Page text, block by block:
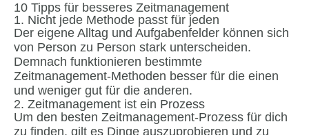
10 Tipps für besseres Zeitmanagement
1. Nicht jede Methode passt für jeden
Der eigene Alltag und Aufgabenfelder können sich
von Person zu Person stark unterscheiden.
Demnach funktionieren bestimmte
Zeitmanagement-Methoden besser für die einen
und weniger gut für die anderen.
2. Zeitmanagement ist ein Prozess
Um den besten Zeitmanagement-Prozess für dich
zu finden, gilt es Dinge auszuprobieren und zu